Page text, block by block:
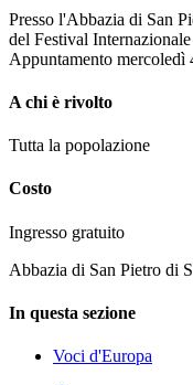
Presso l'Abbazia di San
del Festival
Appuntamento mercoledì
A chi è rivolto
Tutta la popolazione
Costo
Ingresso gratuito
Abbazia di San Pietro di
In questa sezione
Voci d'Europa